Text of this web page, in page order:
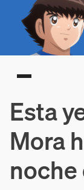
Main menu
Esta
Mora